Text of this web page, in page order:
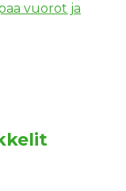
vuorot ja